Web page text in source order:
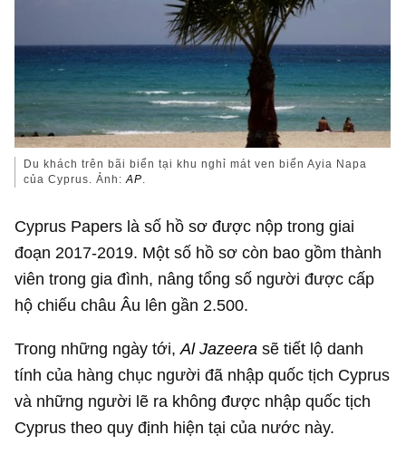
Du khách trên bãi biển tại khu nghỉ mát ven biển Ayia Napa
của Cyprus. Ảnh:AP.
Cyprus Papers là số hồ sơ được nộp trong giai
đoạn 2017-2019. Một số hồ sơ còn bao gồm thành
viên trong gia đình, nâng tổng số người được cấp
hộ chiếu châu Âu lên gần 2.500.
Trong những ngày tới,Al Jazeera sẽ tiết lộ danh
tính của hàng chục người đã nhập quốc tịch Cyprus
và những người lẽ ra không được nhập quốc tịch
Cyprus theo quy định hiện tại của nước này.